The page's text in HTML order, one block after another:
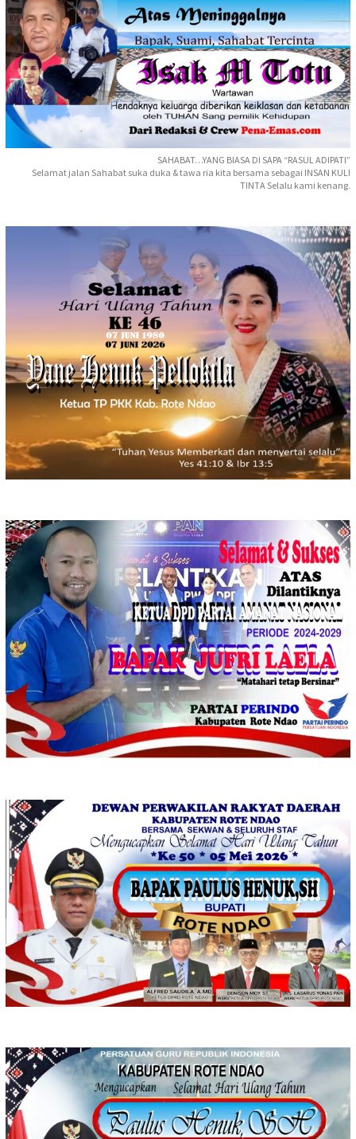
SAHABAT…YANG BIASA DI SAPA “RASUL ADIPATI”
Selamat jalan Sahabat suka duka & tawa ria kita bersama sebagai INSAN KULI
TINTA Selalu kami kenang.